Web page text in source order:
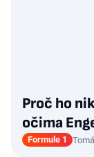
Proč ho
očima
Formule 1